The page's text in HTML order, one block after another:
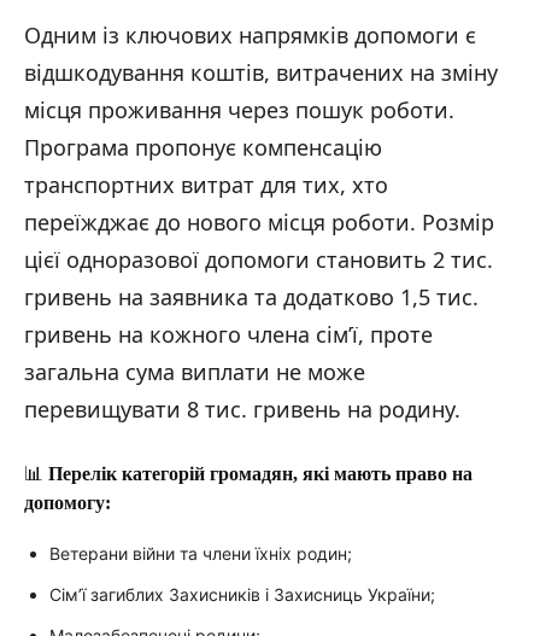
Одним із ключових напрямків допомоги є
відшкодування коштів, витрачених на зміну
місця проживання через пошук роботи.
Програма пропонує компенсацію
транспортних витрат для тих, хто
переїжджає до нового місця роботи. Розмір
цієї одноразової допомоги становить 2 тис.
гривень на заявника та додатково 1,5 тис.
гривень на кожного члена сім’ї, проте
загальна сума виплати не може
перевищувати 8 тис. гривень на родину.
📊 Перелік категорій громадян, які мають право на
допомогу:
Ветерани війни та члени їхніх родин;
Сім’ї загиблих Захисників і Захисниць України;